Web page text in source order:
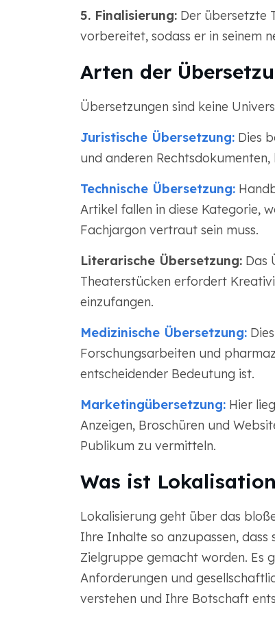
5. Finalisierung:Der übersetzte
vorbereitet, sodass er in seinem
Arten der
Übersetzungen sind keine
Juristische Übersetzung:Dies
und anderen
Technische Übersetzung:
Artikel fallen in diese Kategorie,
Fachjargon vertraut sein muss.
Literarische Übersetzung:Das
Theaterstücken erfordert
einzufangen.
Medizinische Übersetzung:
Forschungsarbeiten und
entscheidender Bedeutung ist.
Marketingübersetzung:Hier
Anzeigen, Broschüren und
Publikum zu vermitteln.
Was ist
Lokalisierung geht über das
Ihre Inhalte so anzupassen, dass
Zielgruppe gemacht worden. Es
Anforderungen und
verstehen und Ihre Botschaft